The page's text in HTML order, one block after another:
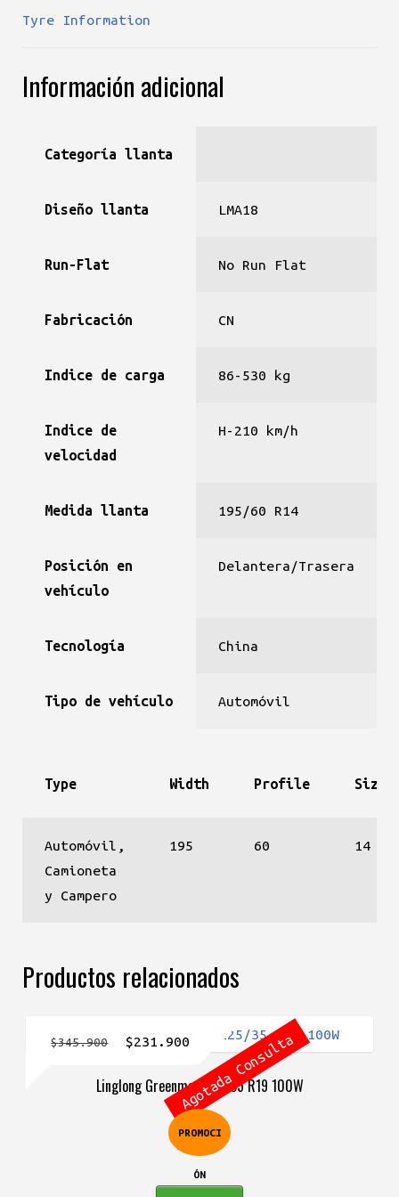
Tyre Information
Información adicional
Categoría llanta
Diseño llanta LMA18
Run-Flat No Run Flat
Fabricación CN
Indice de carga 86-530 kg
Indice de
velocidad
H-210 km/h
Medida llanta 195/60 R14
Posición en
vehículo
Delantera/Trasera
Tecnología China
Tipo de vehículo Automóvil
Type Width Profile Size
Automóvil,
Camioneta
y Campero
195 60 14
Productos relacionados
Linglong Greenmax 225/35 R19 100W
PROMOCI
ÓN
$345.900
El
original
$345.900.
$231.900
precio
actual
es:
$231.900.
Agotada Consulta